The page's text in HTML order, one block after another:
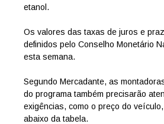
etanol.
Os valores das taxas de juros e
definidos pelo Conselho Monetário
esta semana.
Segundo Mercadante, as
do programa também precisarão
exigências, como o preço do
abaixo da tabela.